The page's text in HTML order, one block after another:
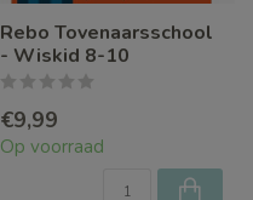
Rebo Tovenaarsschool
- Wiskid 8-10
€9,99
Op voorraad